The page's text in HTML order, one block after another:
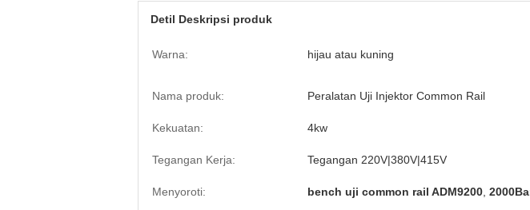
Detil Deskripsi produk
Warna: hijau atau kuning
Nama produk: Peralatan Uji Injektor Common Rail
Kekuatan: 4kw
Tegangan Kerja: Tegangan 220V|380V|415V
Menyoroti: bench uji common rail ADM9200